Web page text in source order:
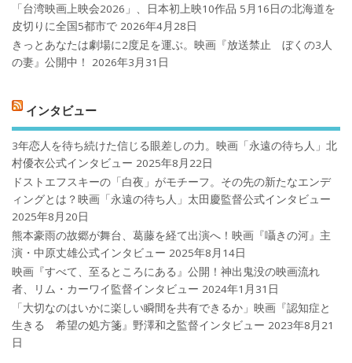
「台湾映画上映会2026」、日本初上映10作品 5月16日の北海道を
皮切りに全国5都市で 2026年4月28日
きっとあなたは劇場に2度足を運ぶ。映画『放送禁止 ぼくの3人
の妻』公開中！
2026年3月31日
インタビュー
3年恋人を待ち続けた信じる眼差しの力。映画「永遠の待ち人」北
村優衣公式インタビュー 2025年8月22日
ドストエフスキーの「白夜」がモチーフ。その先の新たなエンデ
ィングとは？映画「永遠の待ち人」太田慶監督公式インタビュー
2025年8月20日
熊本豪雨の故郷が舞台、葛藤を経て出演へ！映画『囁きの河』主
演・中原丈雄公式インタビュー 2025年8月14日
映画『すべて、至るところにある』公開！神出鬼没の映画流れ
者、リム・カーワイ監督インタビュー 2024年1月31日
「大切なのはいかに楽しい瞬間を共有できるか」映画『認知症と
生きる 希望の処方箋』野澤和之監督インタビュー 2023年8月21
日